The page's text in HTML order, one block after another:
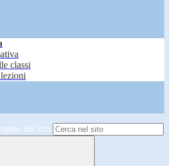
classi
del sito